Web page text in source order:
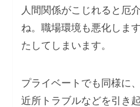
人間関係がこじれると厄
ね。職場環境も悪化しま
たしてしまいます。
プライベートでも同様に
近所トラブルなどを引き